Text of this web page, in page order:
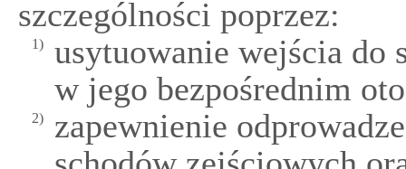
szczególności poprzez:
1)
usytuowanie wejścia do
w jego bezpośrednim
2)
zapewnienie